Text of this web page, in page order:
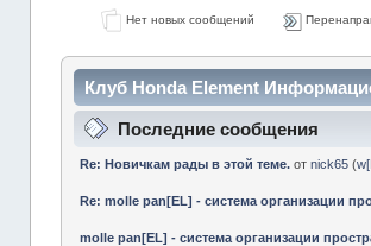
Нет новых сообщений
Клуб Honda Element
Последние сообщения
Re: Новичкам рады в этой теме. отnick65 (
Re: molle pan[EL] - система организации
molle pan[EL] - система организации